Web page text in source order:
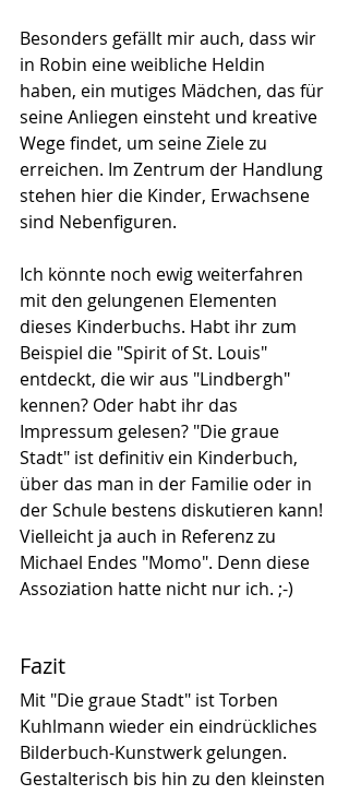
Besonders gefällt mir auch, dass wir
in Robin eine weibliche Heldin
haben, ein mutiges Mädchen, das für
seine Anliegen einsteht und kreative
Wege findet, um seine Ziele zu
erreichen. Im Zentrum der Handlung
stehen hier die Kinder, Erwachsene
sind Nebenfiguren.
Ich könnte noch ewig weiterfahren
mit den gelungenen Elementen
dieses Kinderbuchs. Habt ihr zum
Beispiel die "Spirit of St. Louis"
entdeckt, die wir aus "Lindbergh"
kennen? Oder habt ihr das
Impressum gelesen? "Die graue
Stadt" ist definitiv ein Kinderbuch,
über das man in der Familie oder in
der Schule bestens diskutieren kann!
Vielleicht ja auch in Referenz zu
Michael Endes "Momo". Denn diese
Assoziation hatte nicht nur ich. ;-)
Fazit
Mit "Die graue Stadt" ist Torben
Kuhlmann wieder ein eindrückliches
Bilderbuch-Kunstwerk gelungen.
Gestalterisch bis hin zu den kleinsten